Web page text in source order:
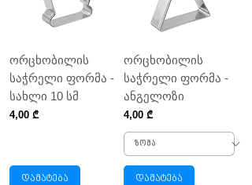
ორცხობილის
საჭრელი ფორმა -
სახლი 10 სმ
Price
4,00 ₾
დამატება
ორცხობილის
საჭრელი ფორმა -
ანგელოზი
Price
4,00 ₾
დამატება